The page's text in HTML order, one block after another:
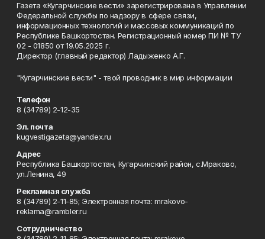
Газета «Кугарчинские вести» зарегистрирована в Управлении
Федеральной службы по надзору в сфере связи,
информационных технологий и массовых коммуникаций по
Республике Башкортостан. Регистрационный номер ПИ № ТУ
02 - 01850 от 19.05.2025 г.
Директор (главный редактор) Ладыженко А.Г.
"Кугарчинские вести" - твой проводник в мир информации
Телефон
8 (34789) 2-12-35
Эл. почта
kugvestigazeta@yandex.ru
Адрес
Республика Башкортостан, Кугарчинский район, с.Мраково,
ул.Ленина, 49
Рекламная служба
8 (34789) 2-11-85; Электронная почта: mrakovo-
reklama@rambler.ru
Сотрудничество